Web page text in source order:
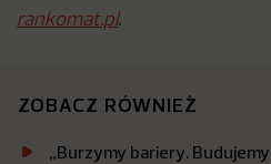
rankomat.pl.
ZOBACZ RÓWNIEŻ
„Burzymy bariery.